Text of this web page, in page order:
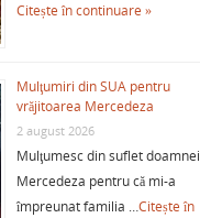
Citește în continuare »
Mulţumiri din SUA pentru
vrăjitoarea Mercedeza
2 august 2026
Mulţumesc din suflet doamnei
Mercedeza pentru că mi-a
împreunat familia …Citește în